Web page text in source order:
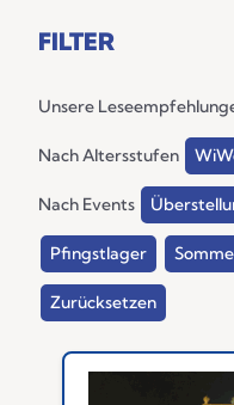
FILTER
Unsere
Nach Altersstufen
Nach Events
Pfingstlager
Zurücksetzen